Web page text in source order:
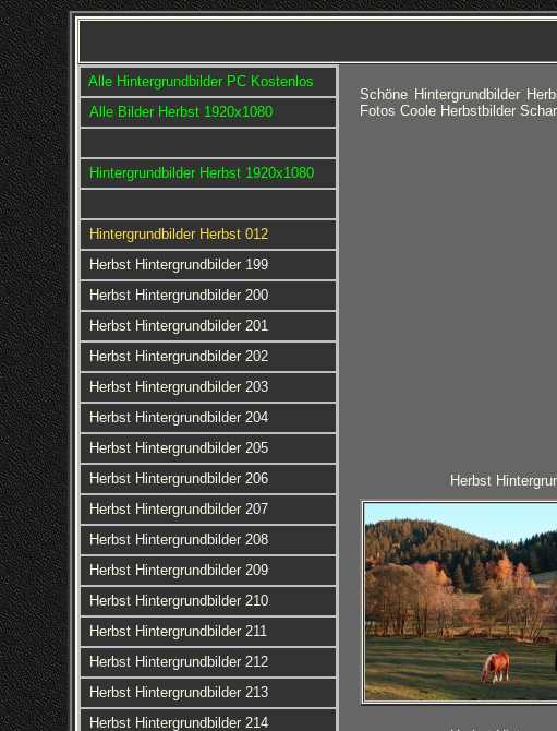
Alle Hintergrundbilder PC Kostenlos
Alle Bilder Herbst 1920x1080
Hintergrundbilder Herbst 1920x1080
Hintergrundbilder Herbst 012
Herbst Hintergrundbilder 199
Herbst Hintergrundbilder 200
Herbst Hintergrundbilder 201
Herbst Hintergrundbilder 202
Herbst Hintergrundbilder 203
Herbst Hintergrundbilder 204
Herbst Hintergrundbilder 205
Herbst Hintergrundbilder 206
Herbst Hintergrundbilder 207
Herbst Hintergrundbilder 208
Herbst Hintergrundbilder 209
Herbst Hintergrundbilder 210
Herbst Hintergrundbilder 211
Herbst Hintergrundbilder 212
Herbst Hintergrundbilder 213
Herbst Hintergrundbilder 214
Schöne Hintergrundbilder
Fotos Coole Herbstbilder
Herbst